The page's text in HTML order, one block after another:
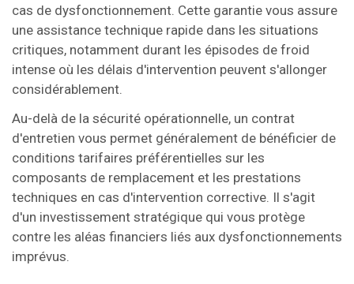
cas de dysfonctionnement. Cette garantie vous assure
une assistance technique rapide dans les situations
critiques, notamment durant les épisodes de froid
intense où les délais d'intervention peuvent s'allonger
considérablement.
Au-delà de la sécurité opérationnelle, un contrat
d'entretien vous permet généralement de bénéficier de
conditions tarifaires préférentielles sur les
composants de remplacement et les prestations
techniques en cas d'intervention corrective. Il s'agit
d'un investissement stratégique qui vous protège
contre les aléas financiers liés aux dysfonctionnements
imprévus.